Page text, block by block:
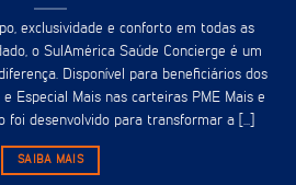
exclusividade e conforto em todas as
o SulAmérica Saúde Concierge é um
Disponível para beneficiários dos
Especial Mais nas carteiras PME Mais e
foi desenvolvido para transformar a [...]
SAIBA MAIS